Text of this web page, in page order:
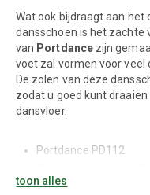
Wat ook bijdraagt aan
dansschoen is het zachte
van Portdancezijn
voet zal vormen voor veel
De zolen van deze
zodat u goed kunt
dansvloer.
Portdance PD112
Hak: 5 cm
toon alles